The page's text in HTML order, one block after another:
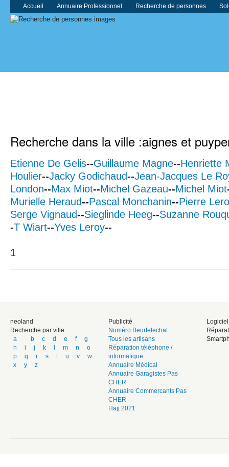
Accueil Annuaire Professionnel Recherche de personnes
Recherche dans la ville :aignes et
Etienne De Gelis--Guillaume Magne--Henriette
Houlier--Jacky Godichaud--Jean-Jacques Le
London--Max Miot--Michel Gazeau--Michel Miot
Murielle Heraud--Pascal Monchanin--Pierre
Serge Vignaud--Sieglinde Heeg--Suzanne
-T Wiart--Yves Leroy--
1
neoland
Recherche par ville
a
b c d e f
g
h
i j k l m n
o
p
q r s t u v
w
x
y z
Publicité
Numéro Beurtelechat
Tous les artisans
Réparation téléphone /
informatique
Annuaire Médical
Annuaire Garagistes Pas
CHER
Annuaire Commercants Pas
CHER
Hajj 2021